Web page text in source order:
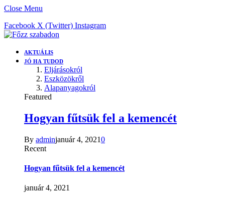
Close Menu
Facebook X (Twitter) Instagram
AKTUÁLIS
JÓ HA TUDOD
Eljárásokról
Eszközökről
Alapanyagokról
Featured
Hogyan fűtsük fel a kemencét
By adminjanuár 4, 20210
Recent
Hogyan fűtsük fel a kemencét
január 4, 2021